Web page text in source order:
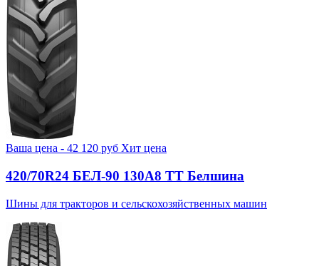
Ваша цена - 42 120 руб Хит цена
420/70R24 БЕЛ-90 130А8 TT Белшина
Шины для тракторов и сельскохозяйственных машин